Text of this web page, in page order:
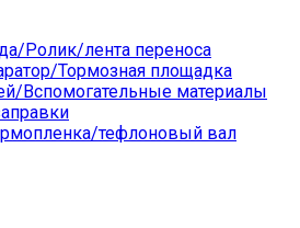
Ролик/лента переноса
Тормозная площадка
Вспомогательные материалы
тефлоновый вал